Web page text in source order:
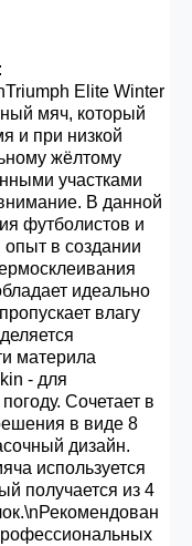
за 6 месяцев -
Elite Winter
мяч, который
и при низкой
жёлтому
участками
В данной
футболистов и
в создании
идеально
влагу
материла
- для
Сочетает в
в виде 8
дизайн.
используется
получается из 4